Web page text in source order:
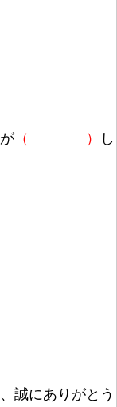
が （ ）
し
誠にありがとう